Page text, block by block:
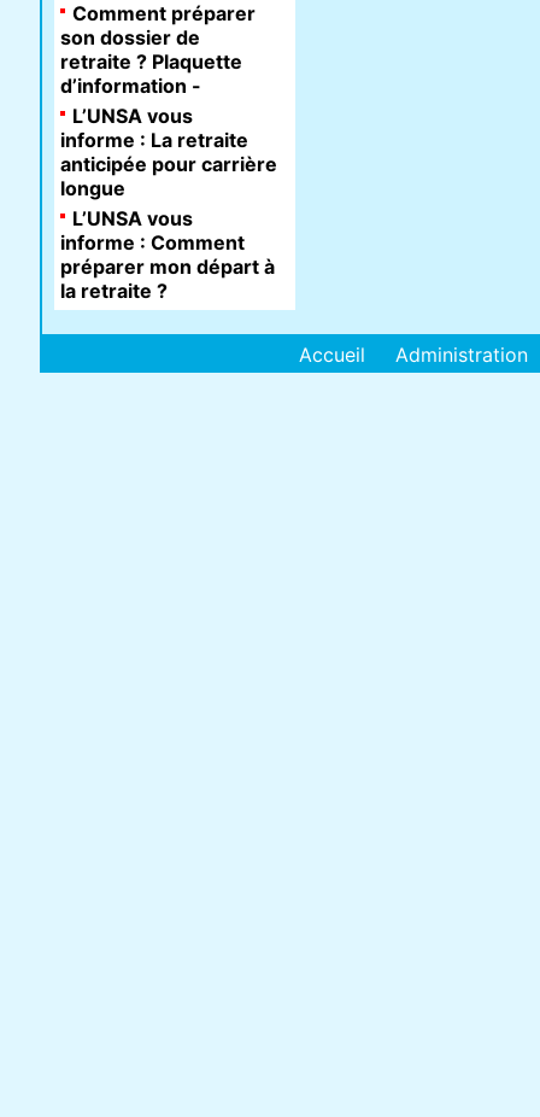
Comment préparer
son dossier de
retraite ? Plaquette
d’information -
L’UNSA vous
informe : La retraite
anticipée pour carrière
longue
L’UNSA vous
informe : Comment
préparer mon départ à
la retraite ?
Accueil Administration